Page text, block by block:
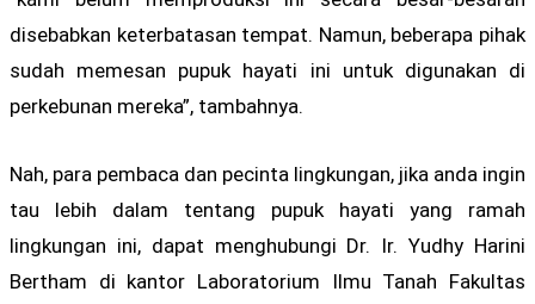
disebabkan keterbatasan tempat. Namun, beberapa pihak
sudah memesan pupuk hayati ini untuk digunakan di
perkebunan mereka”, tambahnya.
Nah, para pembaca dan pecinta lingkungan, jika anda ingin
tau lebih dalam tentang pupuk hayati yang ramah
lingkungan ini, dapat menghubungi Dr. Ir. Yudhy Harini
Bertham di kantor Laboratorium Ilmu Tanah Fakultas